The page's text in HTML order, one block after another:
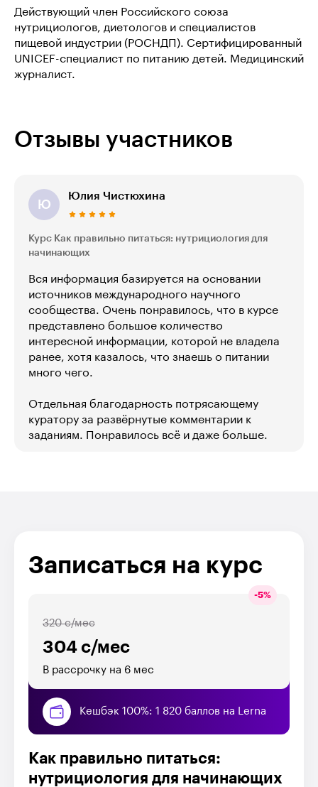
Действующий член Российского союза
нутрициологов, диетологов и специалистов
пищевой индустрии (РОСНДП). Сертифицированный
UNICEF-специалист по питанию детей. Медицинский
журналист.
Отзывы участников
Ю
Юлия Чистюхина
Курс Как правильно питаться: нутрициология для
начинающих
Вся информация базируется на основании
источников международного научного
сообщества. Очень понравилось, что в курсе
представлено большое количество
интересной информации, которой не владела
ранее, хотя казалось, что знаешь о питании
много чего.
Отдельная благодарность потрясающему
куратору за развёрнутые комментарии к
заданиям. Понравилось всё и даже больше.
Записаться на курс
-5%
304 с/мес
320 с/мес
В рассрочку на 6 мес
Кешбэк 100%: 1 820 баллов на Lerna
Как правильно питаться:
нутрициология для начинающих